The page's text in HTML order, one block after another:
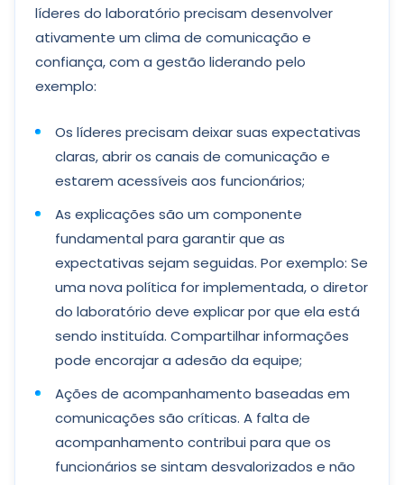
líderes do laboratório precisam desenvolver
ativamente um clima de comunicação e
confiança, com a gestão liderando pelo
exemplo:
Os líderes precisam deixar suas expectativas
claras, abrir os canais de comunicação e
estarem acessíveis aos funcionários;
As explicações são um componente
fundamental para garantir que as
expectativas sejam seguidas. Por exemplo: Se
uma nova política for implementada, o diretor
do laboratório deve explicar por que ela está
sendo instituída. Compartilhar informações
pode encorajar a adesão da equipe;
Ações de acompanhamento baseadas em
comunicações são críticas. A falta de
acompanhamento contribui para que os
funcionários se sintam desvalorizados e não